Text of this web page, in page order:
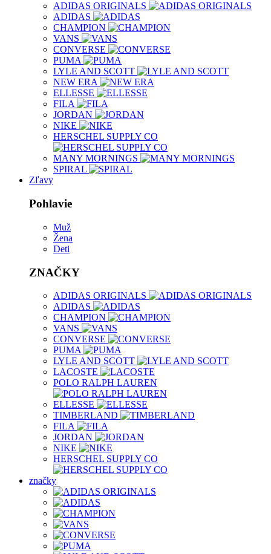
ADIDAS ORIGINALS
ADIDAS
CHAMPION
VANS
CONVERSE
PUMA
LYLE AND SCOTT
NEW ERA
ELLESSE
FILA
JORDAN
NIKE
HERSCHEL SUPPLY CO
MANY MORNINGS
SPIRAL
Zľavy
Pohlavie
Muž
Žena
Deti
ZNAČKY
ADIDAS ORIGINALS
ADIDAS
CHAMPION
VANS
CONVERSE
PUMA
LYLE AND SCOTT
LACOSTE
POLO RALPH LAUREN
ELLESSE
TIMBERLAND
FILA
JORDAN
NIKE
HERSCHEL SUPPLY CO
značky